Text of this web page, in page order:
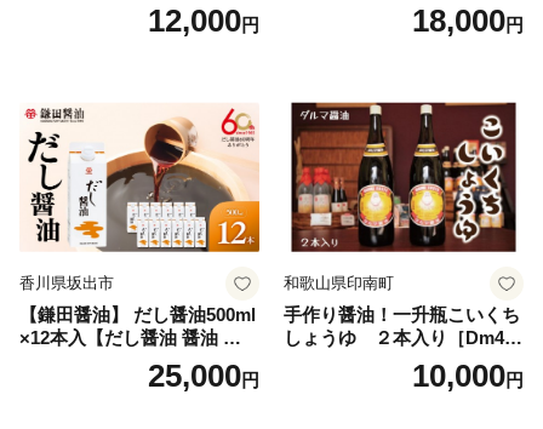
タイプ(5kg) 岩塩 塩 調味料
しお 保存料不使用 天然 パウ
ティースマイル】
12,000円
パック×2種×2セット) [岡田商
店 宮崎県 美郷町 31ac0069]
18,000円
香川県坂出市
【鎌田醤油】 だし醤油500ml
×12本入【だし醤油 醤油 人気
おすすめ 人気だし醤油 出汁
25,000円
和歌山県印南町
手作り醤油！一升瓶こいくち
しょうゆ ２本入り［Dm4］
｜手作り 醤油 和歌山県 印南
町 一升瓶 こいくちしょうゆ
10,000円